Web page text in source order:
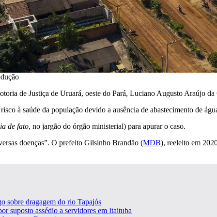
de Justiça de Uruará, oeste do Pará, Luciano Augusto Araújo da
à saúde da população devido a ausência de abastecimento de
de fato, no jargão do órgão ministerial) para apurar o caso.
doenças”. O prefeito Gilsinho Brandão (MDB), reeleito em
sobre dragagem do rio Tapajós
suposto assédio a servidores em Itaituba